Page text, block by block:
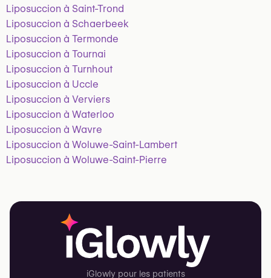
Liposuccion à Saint-Trond
Liposuccion à Schaerbeek
Liposuccion à Termonde
Liposuccion à Tournai
Liposuccion à Turnhout
Liposuccion à Uccle
Liposuccion à Verviers
Liposuccion à Waterloo
Liposuccion à Wavre
Liposuccion à Woluwe-Saint-Lambert
Liposuccion à Woluwe-Saint-Pierre
iGlowly pour les patients